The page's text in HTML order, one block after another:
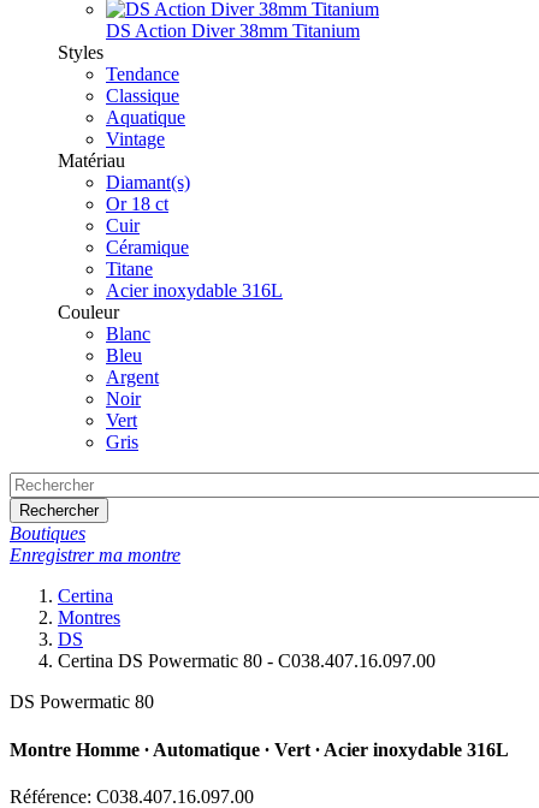
DS Action Diver 38mm Titanium
Styles
Tendance
Classique
Aquatique
Vintage
Matériau
Diamant(s)
Or 18 ct
Cuir
Céramique
Titane
Acier inoxydable 316L
Couleur
Blanc
Bleu
Argent
Noir
Vert
Gris
Rechercher
Boutiques
Enregistrer ma montre
Certina
Montres
DS
Certina DS Powermatic 80 - C038.407.16.097.00
DS Powermatic 80
Montre Homme ∙ Automatique ∙ Vert ∙ Acier inoxydable 316L
Référence: C038.407.16.097.00